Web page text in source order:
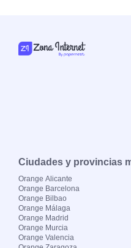
Ciudades y provincias
Orange Alicante
Orange Barcelona
Orange Bilbao
Orange Málaga
Orange Madrid
Orange Murcia
Orange Valencia